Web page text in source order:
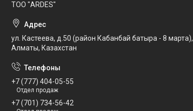
ТОО "ARDES"
ул. Кастеева, д.50 (район Кабанбай батыра - 8 марта),
Алматы, Казахстан
+7 (777) 404-05-55
Отдел продаж
+7 (701) 734-56-42